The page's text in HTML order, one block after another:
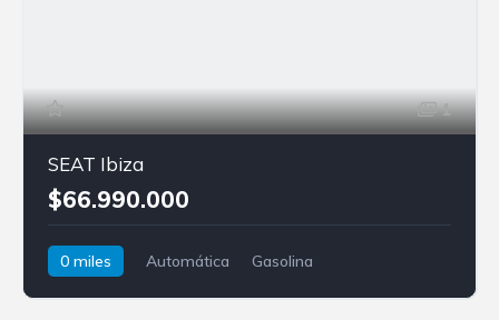
1
SEAT Ibiza
$66.990.000
0 miles Automática
Gasolina